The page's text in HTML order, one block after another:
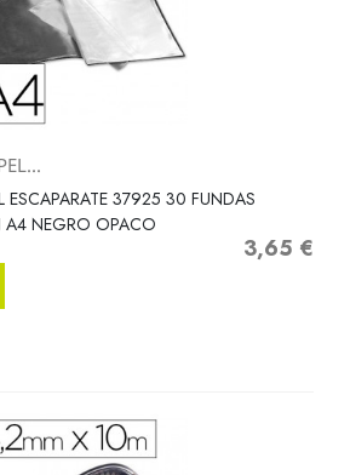
ESCAPARATE 37925 30 FUNDAS
A4 NEGRO OPACO
Precio
3,65 €